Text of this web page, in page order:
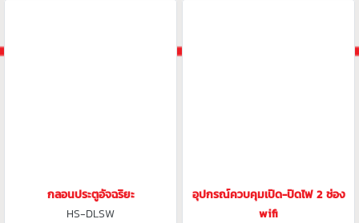
กลอนประตูอัจฉริยะ
HS-DLSW
อุปกรณ์ควบคุมเปิด-ปิดไฟ 2 ช่อง
wifi